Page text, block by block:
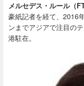
メルセデス・ルール（
豪紙記者を経て、 2016
ンまでアジアで注目の
港駐在。